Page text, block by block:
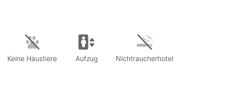
Keine Haustiere Aufzug Nichtraucherhotel